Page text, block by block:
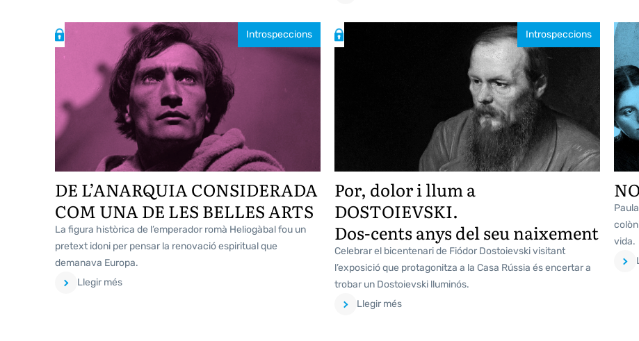
Introspeccions
DE L’ANARQUIA CONSIDERADA
COM UNA DE LES BELLES ARTS
La figura històrica de l’emperador romà Heliogàbal fou un
pretext idoni per pensar la renovació espiritual que
demanava Europa.
Llegir més
Introspeccions
Por, dolor i llum a
DOSTOIEVSKI.
Dos-cents anys del seu naixement
Celebrar el bicentenari de Fiódor Dostoievski visitant
l’exposició que protagonitza a la Casa Rússia és encertar a
trobar un Dostoievski lluminós.
Llegir més
vida.